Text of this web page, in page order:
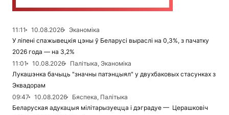
11:11 10.08.2026
Эканоміка
У ліпені спажывецкія цэны ў Беларусі выраслі на 0,3%, з пачатку
2026 года — на 3,2%
11:01
10.08.2026
Палітыка, Эканоміка
Лукашэнка бачыць "значны патэнцыял" у двухбаковых стасунках з
Эквадорам
09:47
10.08.2026
Бяспека, Палітыка
Беларуская адукацыя мілітарызуецца і дэградуе — Церашковіч